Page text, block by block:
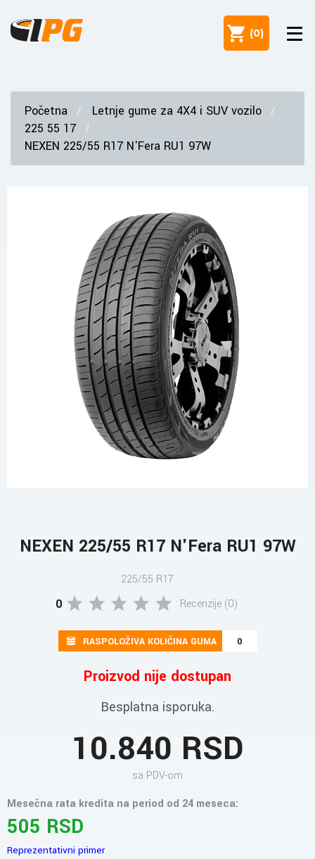
(0)
Početna
Letnje gume za 4X4 i SUV vozilo
225 55 17
NEXEN 225/55 R17 N'Fera RU1 97W
NEXEN 225/55 R17 N'Fera RU1 97W
225/55 R17
0 Recenzije (0)
RASPOLOŽIVA KOLIČINA GUMA 0
Proizvod nije dostupan
Besplatna isporuka.
10.840 RSD
sa PDV-om
Mesečna rata kredita na period od 24 meseca:
505 RSD
Reprezentativni primer